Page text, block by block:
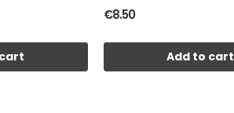
€8.50
Add to cart